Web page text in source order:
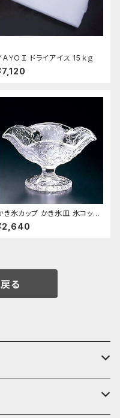
ＡＹＯＩ ドライアイス 15ｋｇ
き氷カップ かき氷皿 氷コップ
ザートカップ、アイスクリーム
鳴門 花 フラッペ デザー
る